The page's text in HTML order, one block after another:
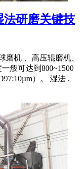
法研磨关键技
磨机 、高压辊磨机、
般可达到800~1500
）。 湿法 .